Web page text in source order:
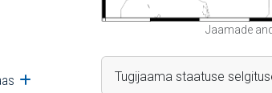
alammenüü
alammenüü
Ava alammenüü
Jaamade
Tugijaama staatuse